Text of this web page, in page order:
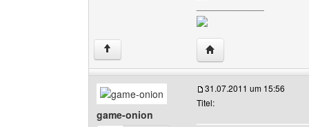
↑ Website dieses
game-onion
31.07.2011 um 15:56
Titel: